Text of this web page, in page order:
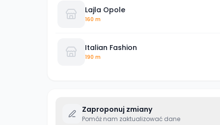
Lajla Opole
160 m
Italian Fashion
190 m
Zaproponuj zmiany
Pomóż nam zaktualizować dane